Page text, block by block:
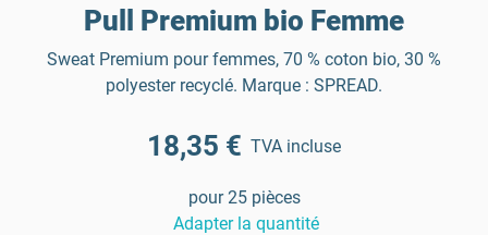
Pull Premium bio Femme
Sweat Premium pour femmes, 70 % coton bio, 30 %
polyester recyclé. Marque : SPREAD.
18,35 € TVA incluse
pour 25 pièces
Adapter la quantité